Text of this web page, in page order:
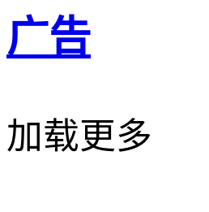
广告
加载更多